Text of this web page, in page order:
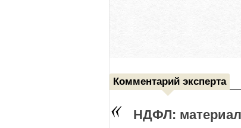
Комментарий эксперта
НДФЛ: